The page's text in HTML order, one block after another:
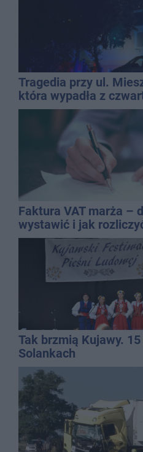
Tragedia przy ul.
która wypadła z
Faktura VAT marża –
wystawić i jak
Tak brzmią Kujawy.
Solankach